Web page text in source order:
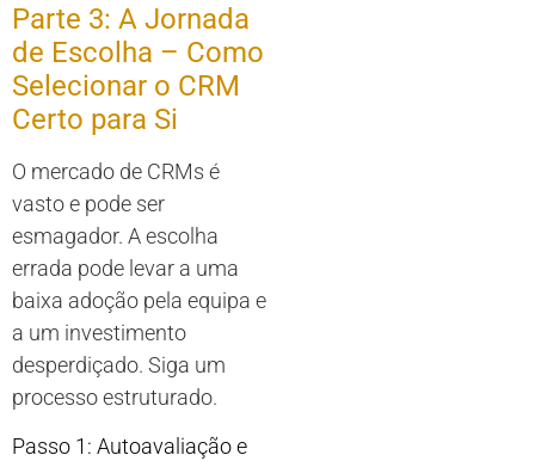
Parte 3: A Jornada
de Escolha – Como
Selecionar o CRM
Certo para Si
O mercado de CRMs é
vasto e pode ser
esmagador. A escolha
errada pode levar a uma
baixa adoção pela equipa e
a um investimento
desperdiçado. Siga um
processo estruturado.
Passo 1: Autoavaliação e